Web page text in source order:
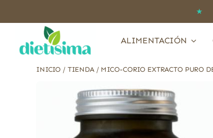
★
ALIMENTACIÓN
INICIO / TIENDA/ MICO-CORIO EXTRACTO PURO